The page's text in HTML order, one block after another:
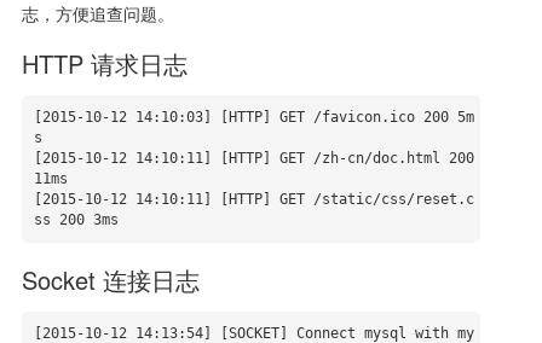
志，方便追查问题。
HTTP 请求日志
2015-10-12 14: 10:03] [HTTP] GET /favicon.ico 200 5m
s
2015-10-12 14: 10: 11] [HTTP] GET /zh-cn/doc.html 200
11ms
2015-10-12 14: 10: 11] [HTTP] GET /static/css/reset.c
ss 200 3ms
Socket 连接日志
2015-10-12 14: 13:54] [SOCKET] Connect mysql with my